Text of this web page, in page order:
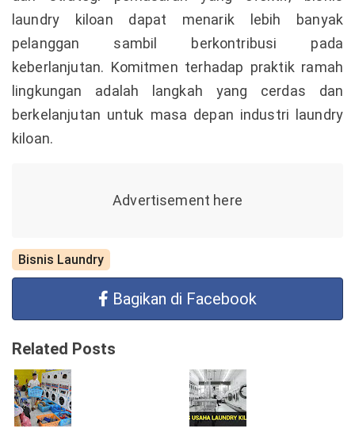
laundry kiloan dapat menarik lebih banyak
pelanggan sambil berkontribusi pada
keberlanjutan. Komitmen terhadap praktik ramah
lingkungan adalah langkah yang cerdas dan
berkelanjutan untuk masa depan industri laundry
kiloan.
Bisnis Laundry
Bagikan di Facebook
Related Posts